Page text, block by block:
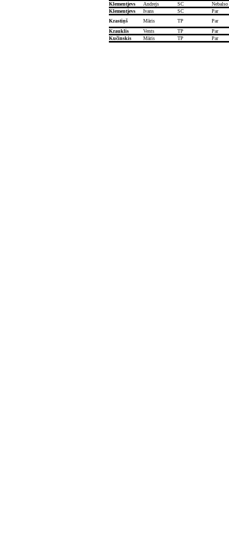
Klementjevs
Andrejs SC
Nebalso
Klementjevs
Ivans SC
Par
Krastiņš
Māris TP
Par
Krauklis
Vents TP
Par
Kučinskis
Māris TP Par